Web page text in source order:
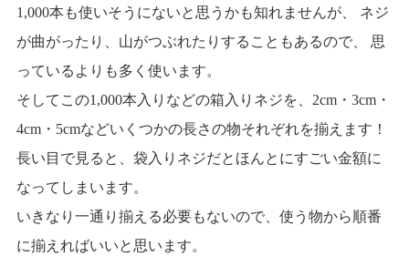
1,000本も使いそうにないと思うかも知れませんが、 ネジ
が曲がったり、山がつぶれたりすることもあるので、 思
っているよりも多く使います。
そしてこの1,000本入りなどの箱入りネジを、2cm・3cm・
4cm・5cmなどいくつかの長さの物それぞれを揃えます！
長い目で見ると、袋入りネジだとほんとにすごい金額に
なってしまいます。
いきなり一通り揃える必要もないので、使う物から順番
に揃えればいいと思います。